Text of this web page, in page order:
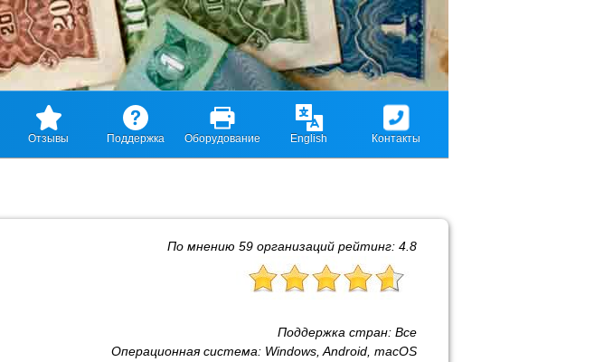
Отзывы Поддержка Оборудование English Контакты
По мнению 59 организаций рейтинг: 4.8
Поддержка стран: Все
Операционная система: Windows, Android, macOS